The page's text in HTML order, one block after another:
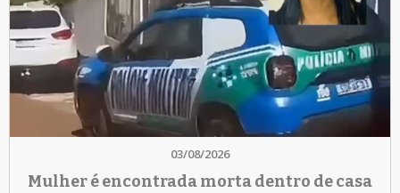
03/08/2026
Mulher é encontrada morta dentro de casa